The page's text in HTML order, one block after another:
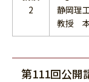
2
静岡理
教授
第111回公開